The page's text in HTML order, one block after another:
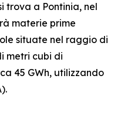
trova a Pontinia, nel
materie prime
situate nel raggio di
metri cubi di
45 GWh, utilizzando